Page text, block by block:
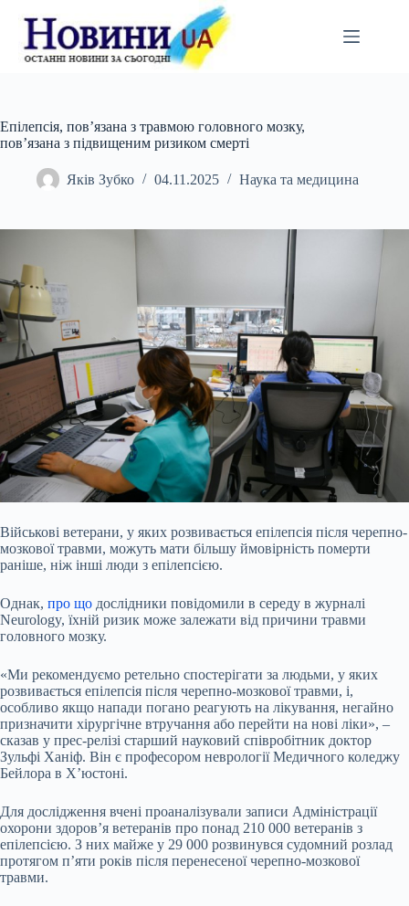
вмісту
Епілепсія, пов’язана з травмою головного мозку,
пов’язана з підвищеним ризиком смерті
Яків Зубко 04.11.2025 Наука та медицина
Військові ветерани, у яких розвивається епілепсія після черепно-
мозкової травми, можуть мати більшу ймовірність померти
раніше, ніж інші люди з епілепсією.
Однак, про що дослідники повідомили в середу в журналі
Neurology, їхній ризик може залежати від причини травми
головного мозку.
«Ми рекомендуємо ретельно спостерігати за людьми, у яких
розвивається епілепсія після черепно-мозкової травми, і,
особливо якщо напади погано реагують на лікування, негайно
призначити хірургічне втручання або перейти на нові ліки», –
сказав у прес-релізі старший науковий співробітник доктор
Зульфі Ханіф. Він є професором неврології Медичного коледжу
Бейлора в Х’юстоні.
Для дослідження вчені проаналізували записи Адміністрації
охорони здоров’я ветеранів про понад 210 000 ветеранів з
епілепсією. З них майже у 29 000 розвинувся судомний розлад
протягом п’яти років після перенесеної черепно-мозкової
травми.